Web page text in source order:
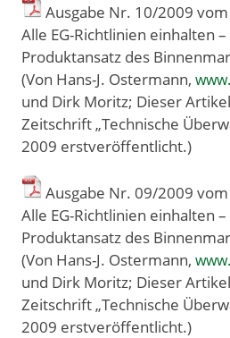
Ausgabe Nr. 10/2009
Alle EG-Richtlinien einhalten
Produktansatz des
(Von Hans-J. Ostermann,
und Dirk Moritz; Dieser
Zeitschrift „Technische
2009 erstveröffentlicht.)
Ausgabe Nr. 09/2009
Alle EG-Richtlinien einhalten
Produktansatz des
(Von Hans-J. Ostermann,
und Dirk Moritz; Dieser
Zeitschrift „Technische
2009 erstveröffentlicht.)